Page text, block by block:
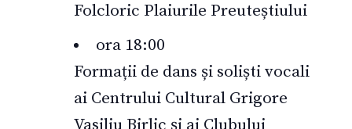
Folcloric Plaiurile Preuteștiului
ora 18:00
Formații de dans și soliști vocali
ai Centrului Cultural Grigore